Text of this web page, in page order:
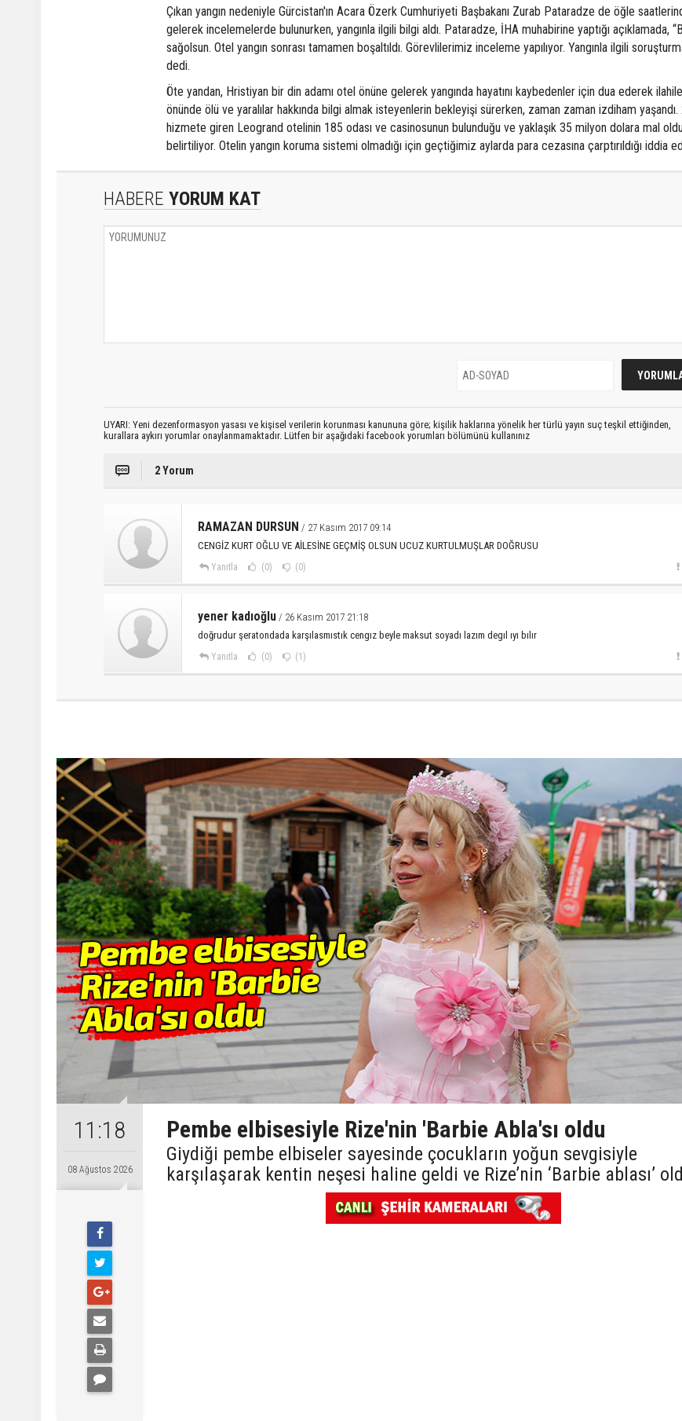
Çıkan yangın nedeniyle Gürcistan'ın Acara Özerk Cumhuriyeti Başbakanı Zurab Pataradze de öğle
gelerek incelemelerde bulunurken, yangınla ilgili bilgi aldı. Pataradze, İHA muhabirine yaptığı açıklamada,
sağolsun. Otel yangın sonrası tamamen boşaltıldı. Görevlilerimiz inceleme yapılıyor. Yangınla ilgili
dedi.
Öte yandan, Hristiyan bir din adamı otel önüne gelerek yangında hayatını kaybedenler için dua ederek
önünde ölü ve yaralılar hakkında bilgi almak isteyenlerin bekleyişi sürerken, zaman zaman izdiham yaşandı.
hizmete giren Leogrand otelinin 185 odası ve casinosunun bulunduğu ve yaklaşık 35 milyon dolara mal
belirtiliyor. Otelin yangın koruma sistemi olmadığı için geçtiğimiz aylarda para cezasına çarptırıldığı iddia
HABERE YORUM KAT
UYARI: Yeni dezenformasyon yasası ve kişisel verilerin korunması kanununa göre; kişilik haklarına yönelik her türlü yayın suç teşkil ettiğinden,
kurallara aykırı yorumlar onaylanmamaktadır. Lütfen bir aşağıdaki facebook yorumları bölümünü kullanınız
2 Yorum
RAMAZAN DURSUN / 27 Kasım 2017 09:14
CENGİZ KURT OĞLU VE AİLESİNE GEÇMİŞ OLSUN UCUZ KURTULMUŞLAR DOĞRUSU
Yanıtla (0) (0)
yener kadıoğlu / 26 Kasım 2017 21:18
doğrudur şeratondada karşılasmıstık cengız beyle maksut soyadı lazım degıl ıyı bılır
Yanıtla (0) (1)
11:18
08 Ağustos 2026
Pembe elbisesiyle Rize'nin 'Barbie Abla'sı oldu
Giydiği pembe elbiseler sayesinde çocukların yoğun sevgisiyle
karşılaşarak kentin neşesi haline geldi ve Rize’nin ‘Barbie ablası’